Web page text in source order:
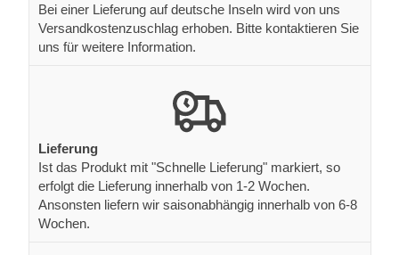
Bei einer Lieferung auf deutsche Inseln wird von uns
Versandkostenzuschlag erhoben. Bitte kontaktieren Sie
uns für weitere Information.
Lieferung
Ist das Produkt mit "Schnelle Lieferung" markiert, so
erfolgt die Lieferung innerhalb von 1-2 Wochen.
Ansonsten liefern wir saisonabhängig innerhalb von 6-8
Wochen.